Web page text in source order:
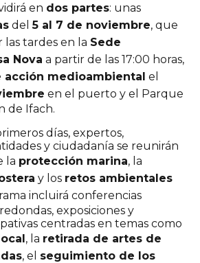
en dos partes: unas
del5 al 7 de noviembre, que
tardes en la Sede
Nova a partir de las 17:00 horas,
acción medioambiental el
en el puerto y el Parque
de Ifach.
días, expertos,
y ciudadanía se reunirán
la protección marina, la
y los retos ambientales
incluirá conferencias
exposiciones y
centradas en temas como
, la retirada de artes de
, el seguimiento de los